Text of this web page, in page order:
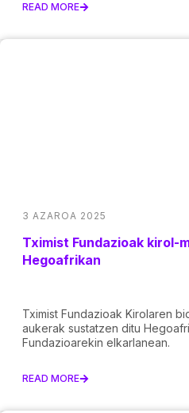
READ MORE
3 AZAROA 2025
Tximist Fundazioak kirol-
Hegoafrikan
Tximist Fundazioak Kirolaren
aukerak sustatzen ditu
Fundazioarekin elkarlanean.
READ MORE